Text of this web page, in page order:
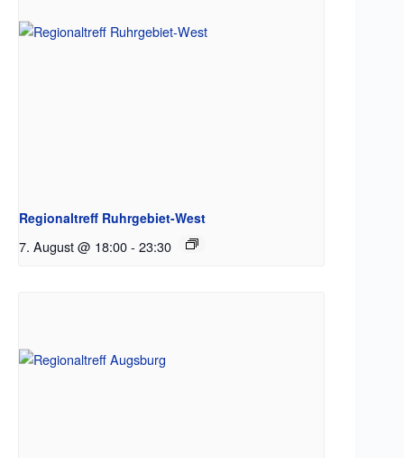
Regionaltreff Ruhrgebiet-West
7. August @ 18:00- 23:30